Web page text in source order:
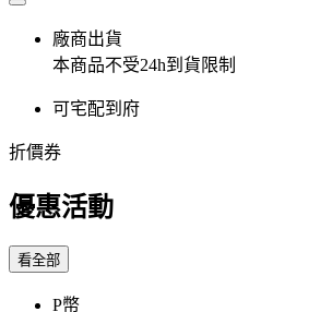
廠商出貨
本商品不受24h到貨限制
可宅配到府
折價券
優惠活動
看全部
P幣